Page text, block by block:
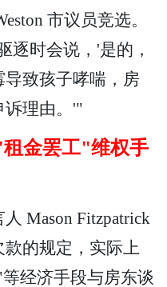
市议员竞选。
逐时会说，'是的，
致孩子哮喘，房
诉理由。'"
金罢工"维权手
Mason Fitzpatrick
的规定，实际上
经济手段与房东谈